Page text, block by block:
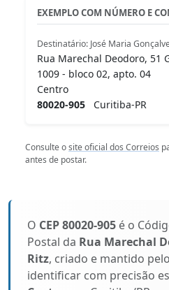
EXEMPLO COM NÚMERO E
Destinatário: José Maria
Rua Marechal Deodoro, 51
1009 - bloco 02, apto. 04
Centro
80020-905 Curitiba-PR
Consulte osite oficial dos Correios
antes de postar.
O CEP 80020-905 é o
Postal da Rua Marechal
Ritz, criado e mantido
identificar com precisão